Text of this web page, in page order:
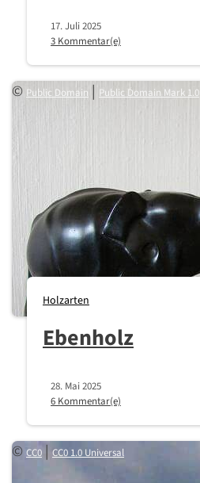
17. Juli 2025
3 Kommentar(e)
© Public Domain | Public Domain Mark 1.0
Holzarten
Ebenholz
28. Mai 2025
6 Kommentar(e)
© CC0 | CC0 1.0 Universal